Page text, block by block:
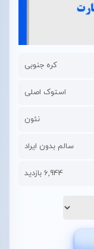
کره جنوبی
استوک اصلی
نئون
سالم بدون ایراد
6,944 بازدید